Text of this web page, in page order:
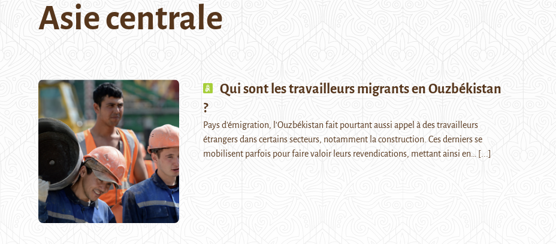
Asie centrale
Qui sont les travailleurs migrants en Ouzbékistan
?
Pays d'émigration, l'Ouzbékistan fait pourtant aussi appel à des travailleurs
étrangers dans certains secteurs, notamment la construction. Ces derniers se
mobilisent parfois pour faire valoir leurs revendications, mettant ainsi en…
[...]